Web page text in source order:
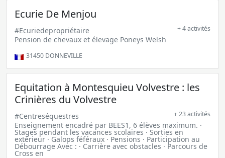
Ecurie De Menjou
#Ecuriedepropriétaire + 4 activités
Pension de chevaux et élevage Poneys Welsh
31450 DONNEVILLE
Equitation à Montesquieu Volvestre : les
Crinières du Volvestre
#Centreséquestres + 23 activités
Enseignement encadré par BEES1, 6 élèves maximum. ·
Stages pendant les vacances scolaires · Sorties en
extérieur · Galops féféraux · Pensions · Participation au
Débourrage Avec : · Carrière avec obstacles · Parcours de
Cross en